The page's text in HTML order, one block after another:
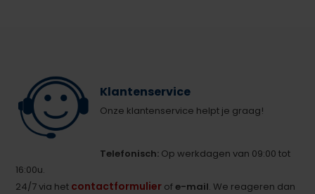
Klantenservice
Onze klantenservice helpt je graag!
Telefonisch: Op werkdagen van 09:00 tot
16:00u.
24/7 via het contactformulier ofe-mail. We reageren dan